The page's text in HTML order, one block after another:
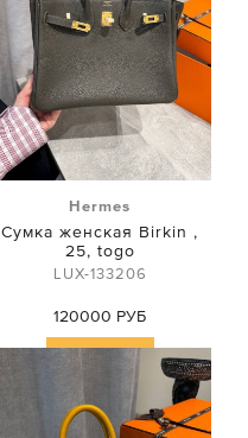
Hermes
Сумка женская Birkin ,
25, togo
LUX-133206
120000 РУБ
Купить